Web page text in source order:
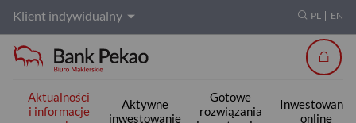
Klient indywidualny PL EN
Aktualności
i informacje
Aktywne
inwestowanie
Gotowe
rozwiązania
Inwestowanie
online